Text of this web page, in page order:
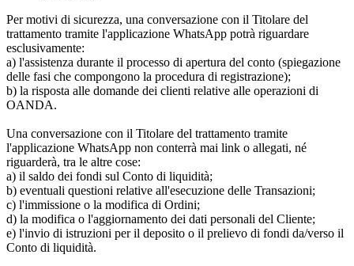
Per motivi di sicurezza, una conversazione con il Titolare del
trattamento tramite l'applicazione WhatsApp potrà riguardare
esclusivamente:
a) l'assistenza durante il processo di apertura del conto (spiegazione
delle fasi che compongono la procedura di registrazione);
b) la risposta alle domande dei clienti relative alle operazioni di
OANDA.
Una conversazione con il Titolare del trattamento tramite
l'applicazione WhatsApp non conterrà mai link o allegati, né
riguarderà, tra le altre cose:
a) il saldo dei fondi sul Conto di liquidità;
b) eventuali questioni relative all'esecuzione delle Transazioni;
c) l'immissione o la modifica di Ordini;
d) la modifica o l'aggiornamento dei dati personali del Cliente;
e) l'invio di istruzioni per il deposito o il prelievo di fondi da/verso il
Conto di liquidità.